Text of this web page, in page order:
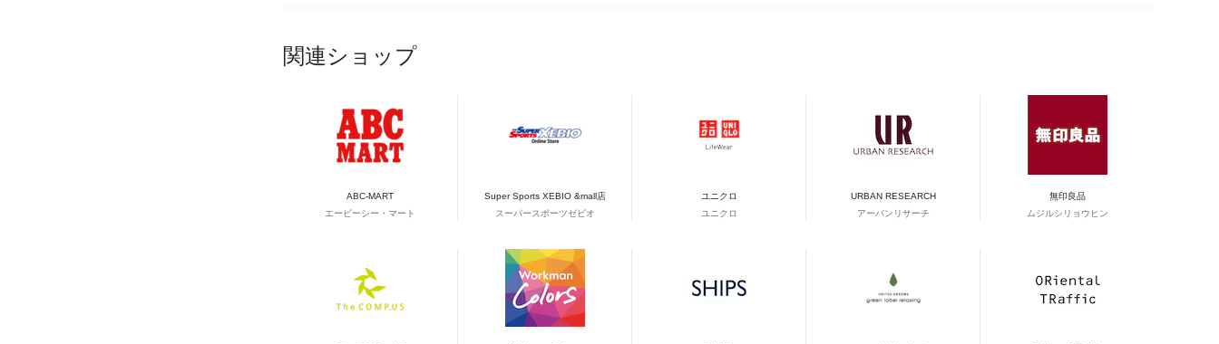
関連ショップ
ABC-MART
エービーシー・マート
Super Sports XEBIO &mall店
スーパースポーツゼビオ
ユニクロ
ユニクロ
URBAN RESEARCH
アーバンリサーチ
無印良品
ムジルシリョウヒン